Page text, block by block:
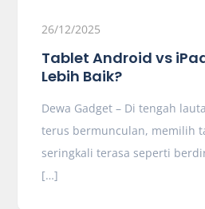
26/12/2025
Tablet Android vs
Lebih Baik?
Dewa Gadget – Di tengah
terus bermunculan, memilih
seringkali terasa seperti
[…]